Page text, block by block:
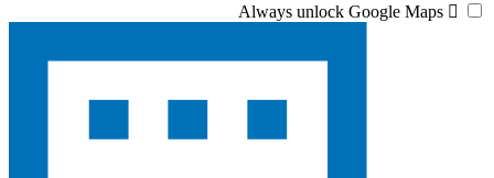
Always unlock Google Maps